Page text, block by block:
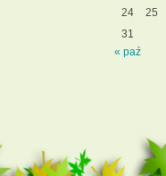
24
25
31
« paź